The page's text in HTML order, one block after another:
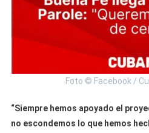
Foto © Facebook /
“Siempre hemos apoyado el
no escondemos lo que hemos